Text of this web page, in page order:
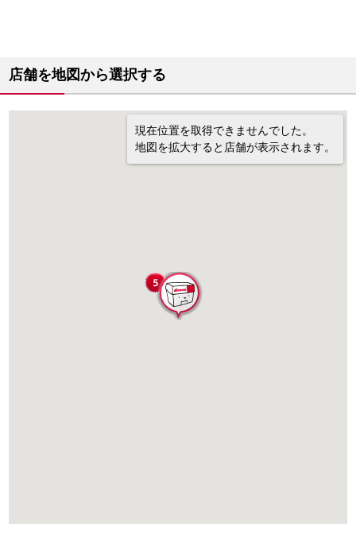
店舗を地図から選択する
現在位置を取得できませんでした。
地図を拡大すると店舗が表示されます。